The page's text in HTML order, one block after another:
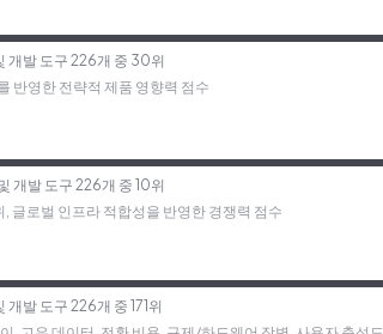
개발 도구 226개 중 30위
반영한 전략적 제품 영향력 점수
개발 도구 226개 중 10위
글로벌 인프라 적합성을 반영한 경쟁력 점수
개발 도구 226개 중 171위